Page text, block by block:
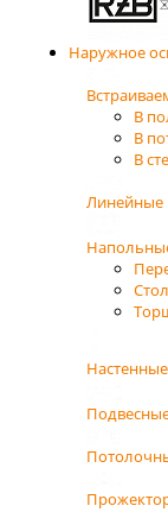
Наружное
В
В
В
Линейные
Настенные